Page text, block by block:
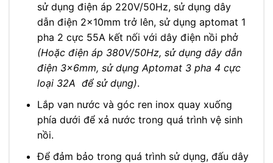
sử dụng điện áp 220V/50Hz, sử dụng dây
dẫn điện 2x10mm trở lên, sử dụng aptomat 1
pha 2 cực 55A kết nối với dây điện nồi phở
(Hoặc điện áp 380V/50Hz, sử dụng dây dẫn
điện 3x6mm, sử dụng Aptomat 3 pha 4 cực
loại 32A để sử dụng).
Lắp van nước và góc ren inox quay xuống
phía dưới để xả nước trong quá trình vệ sinh
nồi.
Để đảm bảo trong quá trình sử dụng, đấu dây